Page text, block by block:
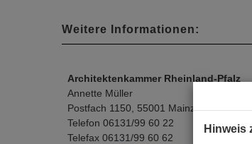
Weitere Informationen:
Architektenkammer Rheinland-Pfalz
Annette Müller
Postfach 1150, 55001 Mainz
Telefon 06131/99 60 22
Telefax 06131/99 60 62
Hinweis